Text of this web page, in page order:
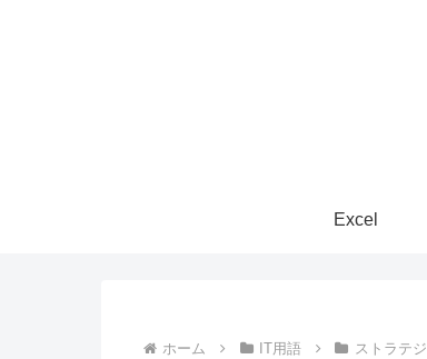
Excel
ホーム IT用語 ストラテジ